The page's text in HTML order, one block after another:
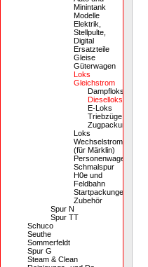
Minintank
Modelle
Elektrik,
Stellpulte,
Digital
Ersatzteile
Gleise
Güterwagen
Loks
Gleichstrom
Dampfloks
Dieselloks
E-Loks
Triebzüge
Zugpackungen
Loks
Wechselstrom
(für Märklin)
Personenwagen
Schmalspur
H0e und
Feldbahn
Startpackungen
Zubehör
Spur N
Spur TT
Schuco
Seuthe
Sommerfeldt
Spur G
Steam & Clean